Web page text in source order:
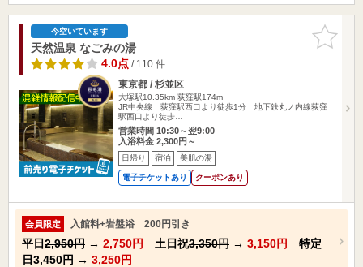
お気に入
りに追加
今空いています
天然温泉 なごみの湯
4.0点/ 110 件
東京都 / 杉並区
大塚駅10.35km 荻窪駅174m
JR中央線 荻窪駅西口より徒歩1分 地下鉄丸ノ内線荻窪
駅西口より徒歩…
営業時間 10:30～翌9:00
入浴料金 2,300円～
日帰り 宿泊 美肌の湯
電子チケットあり クーポンあり
会員限定 入館料+岩盤浴 200円引き
平日2,950円 → 2,750円 土日祝3,350円 → 3,150円
特定
日3,450円 → 3,250円